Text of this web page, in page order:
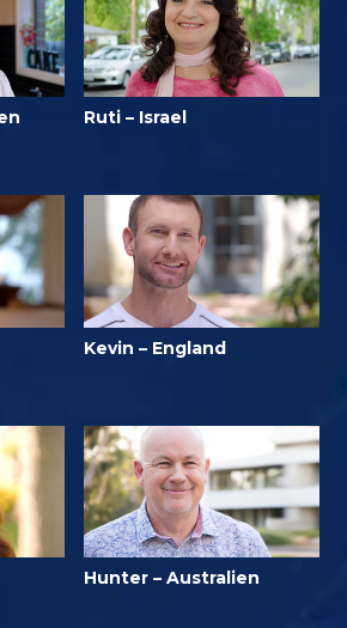
Ruti – Israel
Kevin – England
Hunter – Australien